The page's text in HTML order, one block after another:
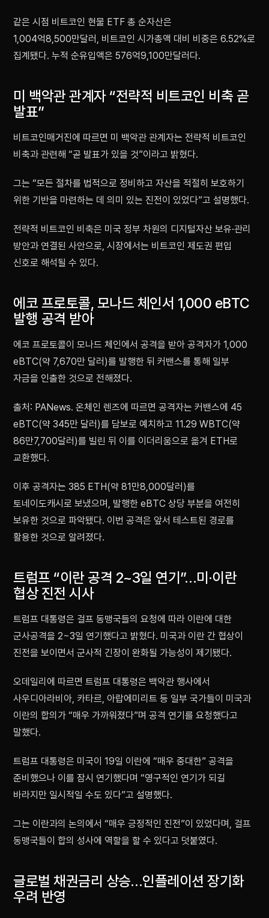
같은 시점 비트코인 현물 ETF 총 순자산은
1,004억8,500만달러, 비트코인 시가총액 대비 비중은 6.52%로
집계됐다. 누적 순유입액은 576억9,100만달러다.
미 백악관 관계자 “전략적 비트코인 비축 곧
발표”
비트코인매거진에 따르면 미 백악관 관계자는 전략적 비트코인
비축과 관련해 “곧 발표가 있을 것”이라고 밝혔다.
그는 “모든 절차를 법적으로 정비하고 자산을 적절히 보호하기
위한 기반을 마련하는 데 의미 있는 진전이 있었다”고 설명했다.
전략적 비트코인 비축은 미국 정부 차원의 디지털자산 보유·관리
방안과 연결된 사안으로, 시장에서는 비트코인 제도권 편입
신호로 해석될 수 있다.
에코 프로토콜, 모나드 체인서 1,000 eBTC
발행 공격 받아
에코 프로토콜이 모나드 체인에서 공격을 받아 공격자가 1,000
eBTC(약 7,670만 달러)를 발행한 뒤 커밴스를 통해 일부
자금을 인출한 것으로 전해졌다.
출처: PANews. 온체인 렌즈에 따르면 공격자는 커밴스에 45
eBTC(약 345만 달러)를 담보로 예치하고 11.29 WBTC(약
86만7,700달러)를 빌린 뒤 이를 이더리움으로 옮겨 ETH로
교환했다.
이후 공격자는 385 ETH(약 81만8,000달러)를
토네이도캐시로 보냈으며, 발행한 eBTC 상당 부분을 여전히
보유한 것으로 파악됐다. 이번 공격은 앞서 테스트된 경로를
활용한 것으로 알려졌다.
트럼프 “이란 공격 2~3일 연기”…미·이란
협상 진전 시사
트럼프 대통령은 걸프 동맹국들의 요청에 따라 이란에 대한
군사공격을 2~3일 연기했다고 밝혔다. 미국과 이란 간 협상이
진전을 보이면서 군사적 긴장이 완화될 가능성이 제기됐다.
오데일리에 따르면 트럼프 대통령은 백악관 행사에서
사우디아라비아, 카타르, 아랍에미리트 등 일부 국가들이 미국과
이란의 합의가 “매우 가까워졌다”며 공격 연기를 요청했다고
말했다.
트럼프 대통령은 미국이 19일 이란에 “매우 중대한” 공격을
준비했으나 이를 잠시 연기했다며 “영구적인 연기가 되길
바라지만 일시적일 수도 있다”고 설명했다.
그는 이란과의 논의에서 “매우 긍정적인 진전”이 있었다며, 걸프
동맹국들이 합의 성사에 역할을 할 수 있다고 덧붙였다.
글로벌 채권금리 상승…인플레이션 장기화
우려 반영